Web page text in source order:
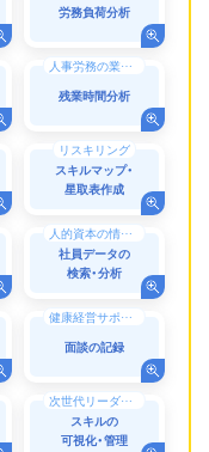
労務負荷分析
人事労務の業務効率化（DX）
残業時間分析
リスキリング
スキルマップ・
星取表作成
人的資本の情報開示
社員データの
検索・分析
健康経営サポート・働き方改革
面談の記録
次世代リーダー育成
スキルの
可視化・管理